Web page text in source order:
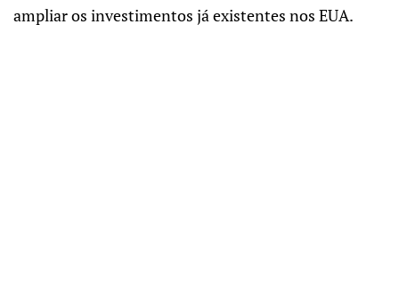
ampliar os investimentos já existentes nos EUA.